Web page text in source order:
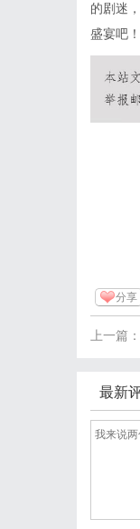
的剧迷
盛宴吧！
分享
上一篇
最新